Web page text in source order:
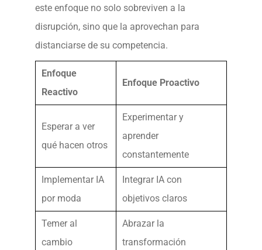
este enfoque no solo sobreviven a la
disrupción, sino que la aprovechan para
distanciarse de su competencia.
Enfoque
Reactivo
Enfoque Proactivo
Esperar a ver
qué hacen otros
Experimentar y
aprender
constantemente
Implementar IA
por moda
Integrar IA con
objetivos claros
Temer al
cambio
Abrazar la
transformación